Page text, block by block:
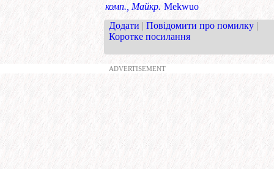
комп., Майкр. Mekwuo
Додати | Повідомити про помилку |
Коротке посилання
ADVERTISEMENT